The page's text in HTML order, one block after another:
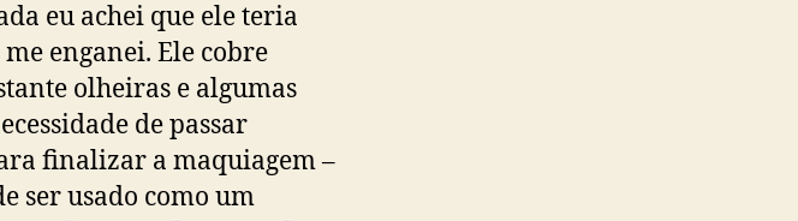
eu achei que ele teria
enganei. Ele cobre
olheiras e algumas
de passar
finalizar a maquiagem –
ser usado como um